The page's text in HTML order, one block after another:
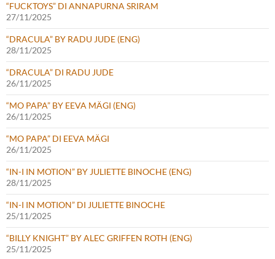
“FUCKTOYS” DI ANNAPURNA SRIRAM
27/11/2025
“DRACULA” BY RADU JUDE (ENG)
28/11/2025
“DRACULA” DI RADU JUDE
26/11/2025
“MO PAPA” BY EEVA MÄGI (ENG)
26/11/2025
“MO PAPA” DI EEVA MÄGI
26/11/2025
“IN-I IN MOTION” BY JULIETTE BINOCHE (ENG)
28/11/2025
“IN-I IN MOTION” DI JULIETTE BINOCHE
25/11/2025
“BILLY KNIGHT” BY ALEC GRIFFEN ROTH (ENG)
25/11/2025